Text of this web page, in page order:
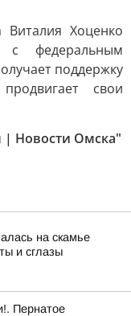
Виталия Хоценко
с федеральным
поддержку
свои
| Новости Омска"
на скамье
и сглазы
Пернатое